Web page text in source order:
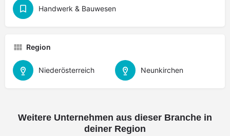
Handwerk & Bauwesen
Region
Niederösterreich Neunkirchen
Weitere Unternehmen aus dieser Branche in
deiner Region